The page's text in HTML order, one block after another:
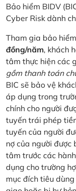
Bảo hiểm BIDV
Cyber Risk dành
Tham gia bảo
đồng/năm, khách
tâm thực hiện các
gồm thanh toán
BIC sẽ bảo vệ
áp dụng trong
chính cho người
tuyến trái phép
tuyến của người
nợ của người được
tâm trước các
dụng cho trường
mục đích tiêu